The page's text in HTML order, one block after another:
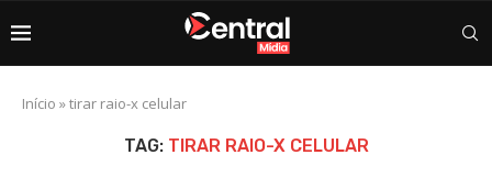
Início »tirar raio-x celular
TAG: TIRAR RAIO-X CELULAR